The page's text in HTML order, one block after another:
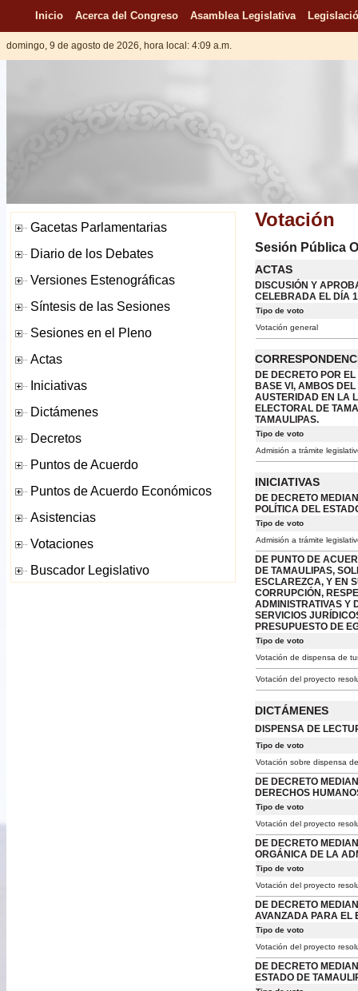
Inicio Acerca del Congreso Asamblea Legislativa
domingo, 9 de agosto de 2026, hora local: 4:09 a.m.
Votación
Sesión Pública
ACTAS
DISCUSIÓN Y
CELEBRADA EL DÍA
Tipo de voto
Votación general
DE DECRETO POR
BASE VI, AMBOS
AUSTERIDAD EN LA
ELECTORAL DE
TAMAULIPAS.
Tipo de voto
Admisión a trámite
INICIATIVAS
DE DECRETO
POLÍTICA DEL
Tipo de voto
Admisión a trámite
DE PUNTO DE
DE TAMAULIPAS,
ESCLAREZCA, Y EN
CORRUPCIÓN,
ADMINISTRATIVAS Y
SERVICIOS
PRESUPUESTO DE
Tipo de voto
Votación de dispensa de
Votación del proyecto
DICTÁMENES
DISPENSA DE
Tipo de voto
Votación sobre dispensa
DE DECRETO
DERECHOS
Tipo de voto
Votación del proyecto
DE DECRETO
ORGÁNICA DE LA
Tipo de voto
Votación del proyecto
DE DECRETO
AVANZADA PARA EL
Tipo de voto
Votación del proyecto
DE DECRETO
ESTADO DE